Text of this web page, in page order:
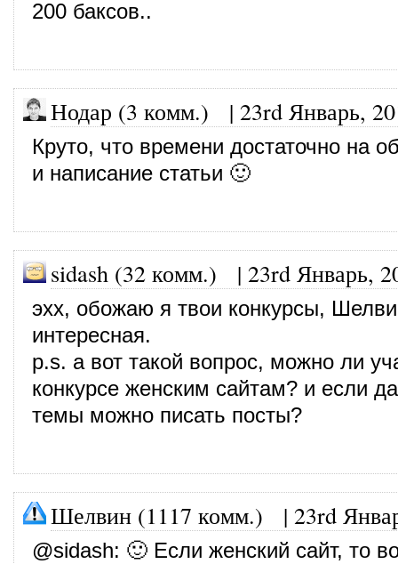
200 баксов..
Нодар (3 комм.) | 23rd Январь,
Круто, что времени достаточно на
и написание статьи 🙂
sidash (32 комм.) | 23rd Январь,
эхх, обожаю я твои конкурсы,
интересная.
p.s. а вот такой вопрос, можно ли
конкурсе женским сайтам? и если
темы можно писать посты?
Шелвин (1117 комм.) | 23rd
@sidash: 🙂 Если женский сайт, то